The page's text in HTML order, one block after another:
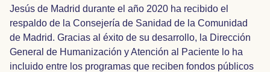
Jesús de Madrid durante el año 2020 ha recibido el
respaldo de la Consejería de Sanidad de la Comunidad
de Madrid. Gracias al éxito de su desarrollo, la Dirección
General de Humanización y Atención al Paciente lo ha
incluido entre los programas que reciben fondos públicos